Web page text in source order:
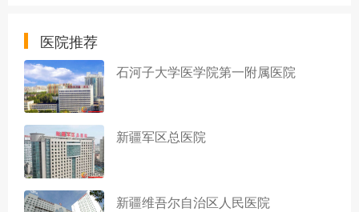
医院推荐
石河子大学医学院第一附属医院
新疆军区总医院
新疆维吾尔自治区人民医院